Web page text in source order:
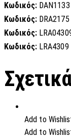
Κωδικός: DAN1133
Κωδικός: DRA2175
Κωδικός:
Κωδικός: LRA4309
Add to
Add to